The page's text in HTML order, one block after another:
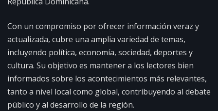
Con un compromiso por ofrecer información veraz y
actualizada, cubre una amplia variedad de temas,
incluyendo política, economía, sociedad, deportes y
cultura. Su objetivo es mantener a los lectores bien
informados sobre los acontecimientos más relevantes,
tanto a nivel local como global, contribuyendo al debate
público y al desarrollo de la región.